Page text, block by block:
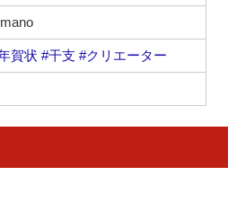
賀状 #干支 #クリエーター